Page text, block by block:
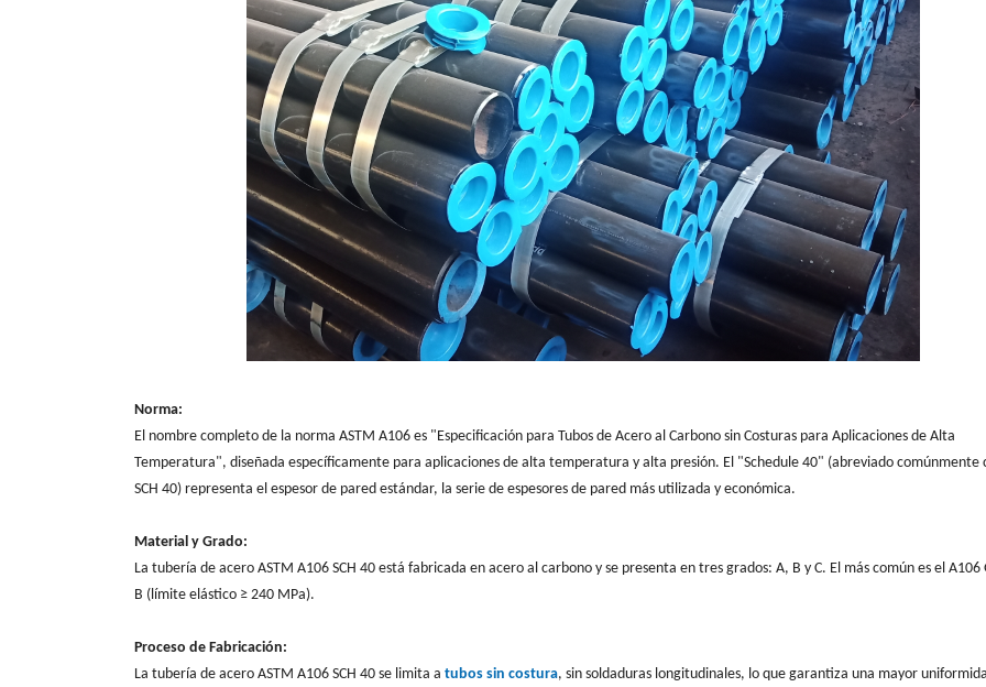
Norma:
El nombre completo de la norma ASTM A106 es "Especificación para Tubos de Acero al Carbono sin Costuras para Aplicaciones de Alta
Temperatura", diseñada específicamente para aplicaciones de alta temperatura y alta presión. El "Schedule 40" (abreviado comúnmente
SCH 40) representa el espesor de pared estándar, la serie de espesores de pared más utilizada y económica.
Material y Grado:
La tubería de acero ASTM A106 SCH 40 está fabricada en acero al carbono y se presenta en tres grados: A, B y C. El más común es el A106
B (límite elástico ≥ 240 MPa).
Proceso de Fabricación:
La tubería de acero ASTM A106 SCH 40 se limita a tubos sin costura, sin soldaduras longitudinales, lo que garantiza una mayor